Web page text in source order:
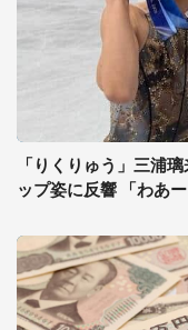
「りくりゅう」三浦
ップ姿に反響 「わあ